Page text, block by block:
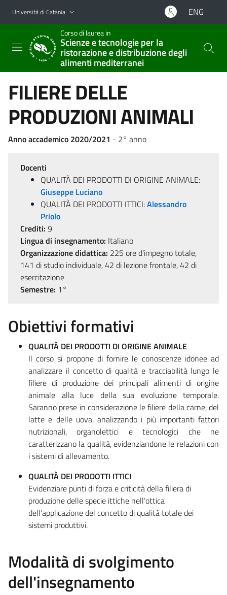
Vai al contenuto principale
Vai al menu di navigazione
Università di Catania ENG
Corso di laurea in
Scienze e tecnologie per la
ristorazione e distribuzione degli
alimenti mediterranei
FILIERE DELLE
PRODUZIONI ANIMALI
Anno accademico 2020/2021 - 2° anno
Docenti
QUALITÀ DEI PRODOTTI DI ORIGINE ANIMALE:
Giuseppe Luciano
QUALITÀ DEI PRODOTTI ITTICI:Alessandro
Priolo
Crediti: 9
Lingua di insegnamento: Italiano
Organizzazione didattica: 225 ore d'impegno totale,
141 di studio individuale, 42 di lezione frontale, 42 di
esercitazione
Semestre: 1°
Obiettivi formativi
QUALITÀ DEI PRODOTTI DI ORIGINE ANIMALE
Il corso si propone di fornire le conoscenze idonee ad
analizzare il concetto di qualità e tracciabilità lungo le
filiere di produzione dei principali alimenti di origine
animale alla luce della sua evoluzione temporale.
Saranno prese in considerazione le filiere della carne, del
latte e delle uova, analizzando i più importanti fattori
nutrizionali, organolettici e tecnologici che ne
caratterizzano la qualità, evidenziandone le relazioni con
i sistemi di allevamento.
QUALITÀ DEI PRODOTTI ITTICI
Evidenziare punti di forza e criticità della filiera di
produzione delle specie ittiche nell’ottica
dell’applicazione del concetto di qualità totale dei
sistemi produttivi.
Modalità di svolgimento
dell'insegnamento